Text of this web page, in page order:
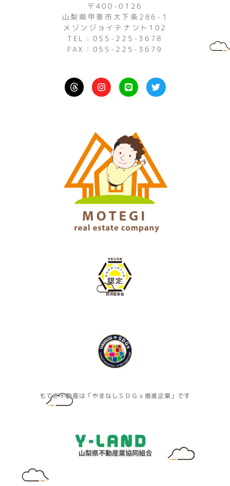
〒400-0126
山梨県甲斐市大下条286-1
メゾンジョイテナント102
TEL：055-225-3678
FAX：055-225-3679
I
n
s
r
a
m
L
i
n
T
w
i
もてぎ不動産は「やまなしＳＤＧｓ推進企業」です